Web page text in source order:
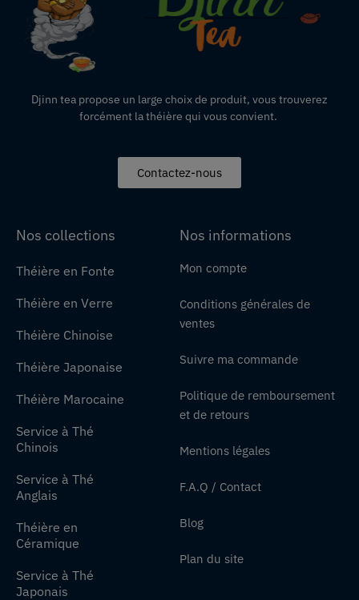
Djinn tea propose un large choix de produit, vous trouverez
forcément la théière qui vous convient.
Contactez-nous
Nos collections
Théière en Fonte
Théière en Verre
Théière Chinoise
Théière Japonaise
Théière Marocaine
Service à Thé
Chinois
Service à Thé
Anglais
Théière en
Céramique
Service à Thé
Japonais
Nos informations
Mon compte
Conditions générales de
ventes
Suivre ma commande
Politique de remboursement
et de retours
Mentions légales
F.A.Q / Contact
Blog
Plan du site